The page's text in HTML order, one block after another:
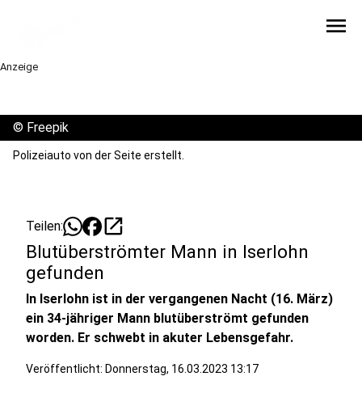
menu
Anzeige
© Freepik
Polizeiauto von der Seite erstellt.
Teilen: open_in_new
Blutüberströmter Mann in Iserlohn
gefunden
In Iserlohn ist in der vergangenen Nacht (16. März)
ein 34-jähriger Mann blutüberströmt gefunden
worden. Er schwebt in akuter Lebensgefahr.
Veröffentlicht: Donnerstag, 16.03.2023 13:17